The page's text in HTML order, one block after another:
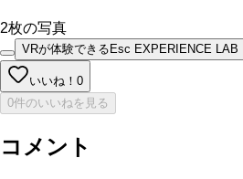
2枚の写真
VRが体験できるEsc EXPERIENCE LAB
いいね！ 0
0件のいいねを見る
コメント